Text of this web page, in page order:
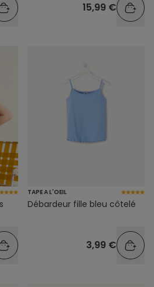
15,99 €
TAPE A L'OEIL
Débardeur fille bleu côtelé
3,99 €